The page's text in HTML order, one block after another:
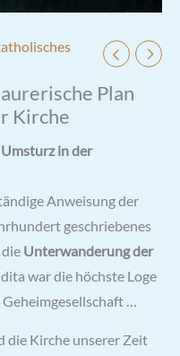
Plan
Kirche
in der
Anweisung der
geschriebenes
Unterwanderung der
war die höchste Loge
…
die Kirche unserer Zeit